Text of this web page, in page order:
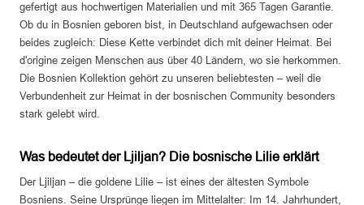
gefertigt aus hochwertigen Materialien und mit 365 Tagen Garantie.
Ob du in Bosnien geboren bist, in Deutschland aufgewachsen oder
beides zugleich: Diese Kette verbindet dich mit deiner Heimat. Bei
d'origine zeigen Menschen aus über 40 Ländern, wo sie herkommen.
Die Bosnien Kollektion gehört zu unseren beliebtesten – weil die
Verbundenheit zur Heimat in der bosnischen Community besonders
stark gelebt wird.
Was bedeutet der Ljiljan? Die bosnische Lilie erklärt
Der Ljiljan – die goldene Lilie – ist eines der ältesten Symbole
Bosniens. Seine Ursprünge liegen im Mittelalter: Im 14. Jahrhundert,